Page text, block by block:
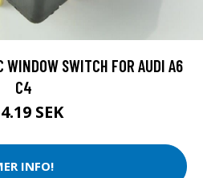
WINDOW SWITCH FOR AUDI A6
C4
SEK
INFO!